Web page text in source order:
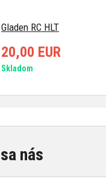
Gladen RC HLT
20,00 EUR
Skladom
nás